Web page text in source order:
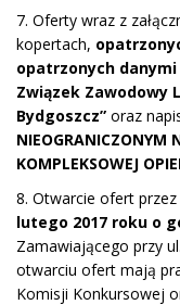
7. Oferty wraz z
kopertach,
opatrzonych
Związek Zawodowy
Bydgoszcz” oraz
NIEOGRANICZONYM
KOMPLEKSOWEJ
8. Otwarcie ofert
lutego 2017 roku o
Zamawiającego przy
otwarciu ofert mają
Komisji Konkursowej